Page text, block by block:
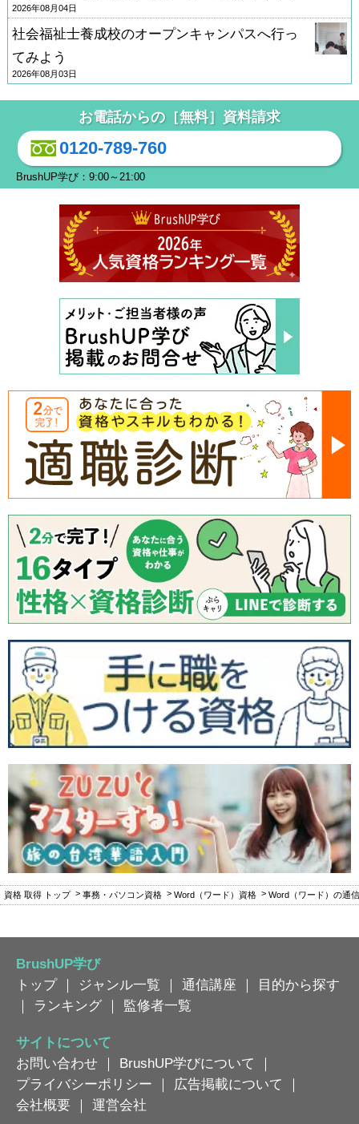
2026年08月04日
社会福祉士養成校のオープンキャンパスへ行っ
てみよう
2026年08月03日
お電話からの［無料］資料請求
0120-789-760
BrushUP学び：9:00～21:00
資格 取得 トップ 事務・パソコン資格 Word（ワード）資格 Word（ワード）の通
BrushUP学び
トップ｜ ジャンル一覧 ｜ 通信講座 ｜
目的から探す
｜
ランキング ｜ 監修者一覧
サイトについて
お問い合わせ ｜ BrushUP学びについて
｜
プライバシーポリシー ｜ 広告掲載について
｜
会社概要 ｜ 運営会社